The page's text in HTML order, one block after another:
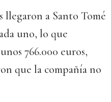
a Santo Tomé
uno, lo que
766.000 euros,
que la compañía no